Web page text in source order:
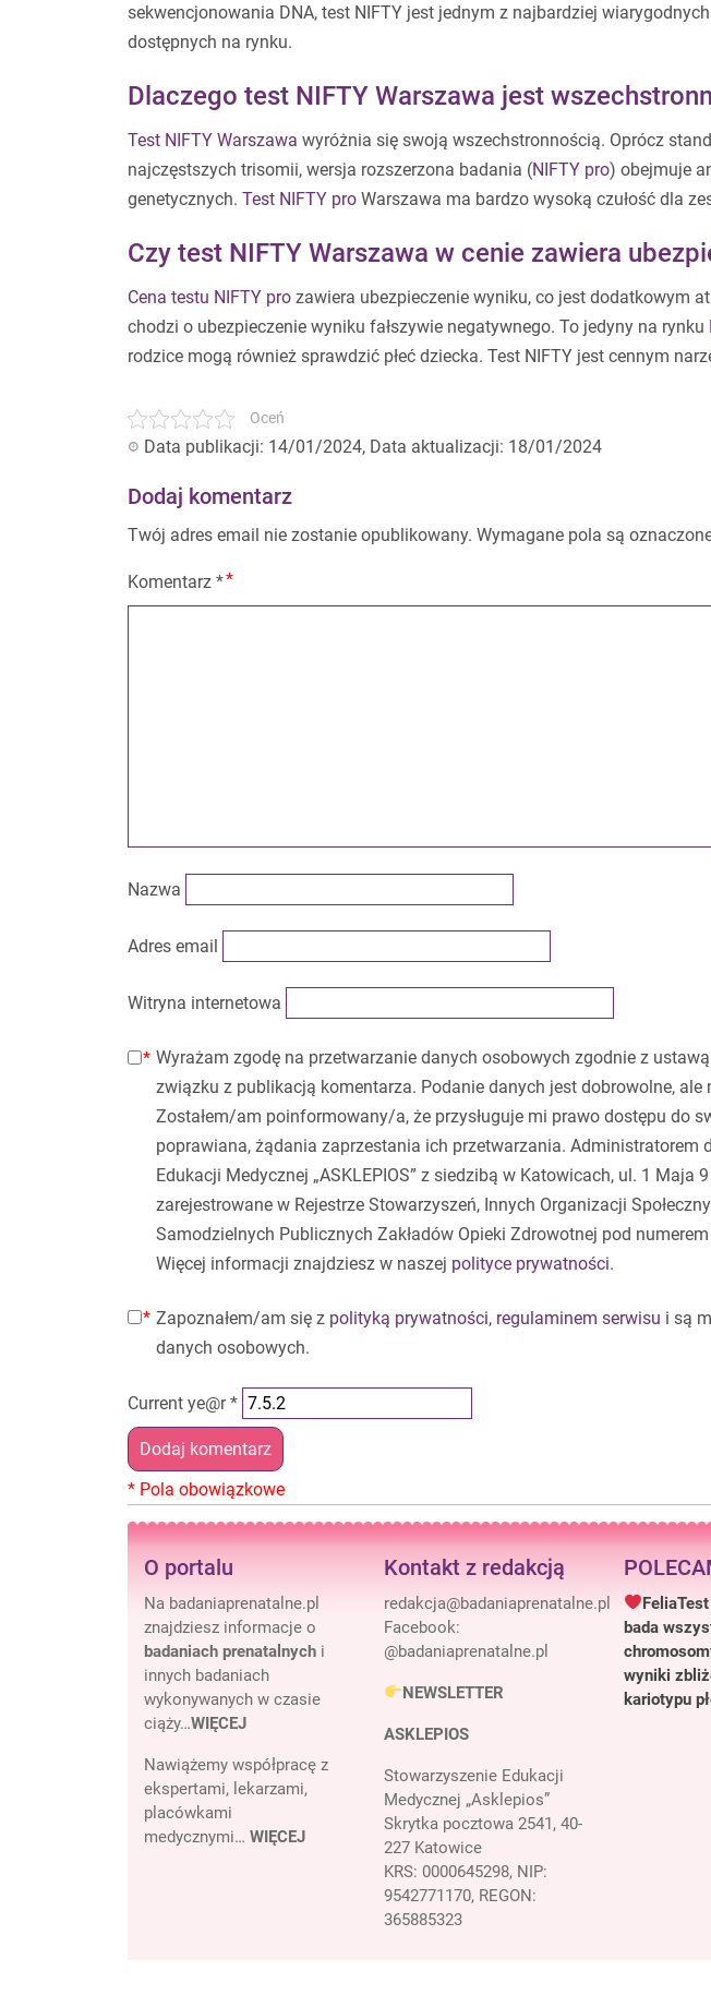
sekwencjonowania DNA, test NIFTY jest jednym z najbardziej
dostępnych na rynku.
Dlaczego test NIFTY Warszawa jest
Test NIFTY Warszawa wyróżnia się swoją wszechstronnością. Oprócz
najczęstszych trisomii, wersja rozszerzona badania (NIFTY pro) obejmuje
genetycznych. Test NIFTY pro Warszawa ma bardzo wysoką czułość dla
Czy test NIFTY Warszawa w cenie zawiera
Cena testu NIFTY pro zawiera ubezpieczenie wyniku, co jest dodatkowym
chodzi o ubezpieczenie wyniku fałszywie negatywnego. To jedyny na rynku
rodzice mogą również sprawdzić płeć dziecka. Test NIFTY jest cennym
Oceń
Data publikacji: 14/01/2024, Data aktualizacji: 18/01/2024
Dodaj komentarz
Twój adres email nie zostanie opublikowany. Wymagane pola są
Komentarz *
Nazwa
Adres email
Witryna internetowa
Wyrażam zgodę na przetwarzanie danych osobowych zgodnie z
związku z publikacją komentarza. Podanie danych jest dobrowolne,
Zostałem/am poinformowany/a, że przysługuje mi prawo dostępu do
poprawiana, żądania zaprzestania ich przetwarzania. Administratorem
Edukacji Medycznej „ASKLEPIOS” z siedzibą w Katowicach, ul. 1 Maja
zarejestrowane w Rejestrze Stowarzyszeń, Innych Organizacji
Samodzielnych Publicznych Zakładów Opieki Zdrowotnej pod
Więcej informacji znajdziesz w naszej polityce prywatności.
Zapoznałem/am się z polityką prywatności, regulaminem serwisu i są
danych osobowych.
Current ye@r*
O portalu
Na badaniaprenatalne.pl
znajdziesz informacje o
badaniach prenatalnych i
innych badaniach
wykonywanych w czasie
ciąży…WIĘCEJ
Nawiążemy współpracę z
ekspertami, lekarzami,
placówkami
medycznymi… WIĘCEJ
Kontakt z redakcją
Facebook:
@badaniaprenatalne.pl
NEWSLETTER
ASKLEPIOS
Stowarzyszenie Edukacji
Medycznej „Asklepios”
Skrytka pocztowa 2541, 40-
227 Katowice
KRS: 0000645298, NIP:
9542771170, REGON:
365885323
bada
wyniki
kariotypu